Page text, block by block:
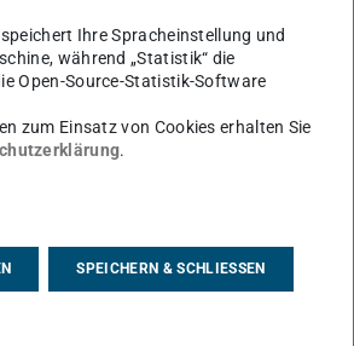
Ihre Spracheinstellung und
während „Statistik“ die
Open-Source-Statistik-Software
zum Einsatz von Cookies erhalten Sie
.
SPEICHERN & SCHLIESSEN